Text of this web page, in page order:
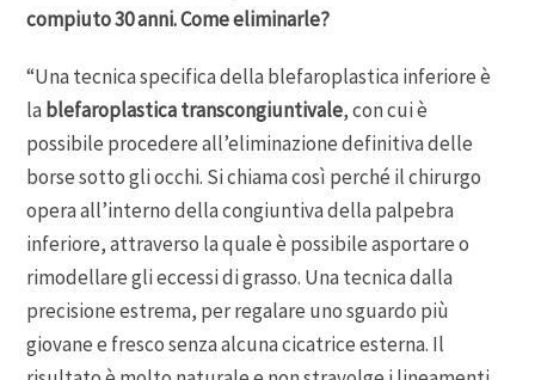
compiuto 30 anni. Come eliminarle?
“Una tecnica specifica della blefaroplastica inferiore è
lablefaroplastica transcongiuntivale, con cui è
possibile procedere all’eliminazione definitiva delle
borse sotto gli occhi. Si chiama così perché il chirurgo
opera all’interno della congiuntiva della palpebra
inferiore, attraverso la quale è possibile asportare o
rimodellare gli eccessi di grasso. Una tecnica dalla
precisione estrema, per regalare uno sguardo più
giovane e fresco senza alcuna cicatrice esterna. Il